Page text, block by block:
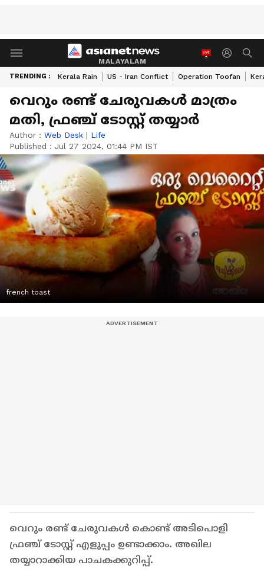
MALAYALAM
TRENDING : Kerala Rain US - Iran Conflict Operation Toofan
വെറും രണ്ട് ചേരുവകൾ മാത്രം
മതി, ഫ്രഞ്ച് ടോസ്റ്റ് തയ്യാർ
Author : Web Desk | Life
Published : Jul 27 2024, 01:44 PM IST
french toast
വെറും രണ്ട് ചേരുവകൾ കൊണ്ട് അടിപൊളി
ഫ്രഞ്ച് ടോസ്റ്റ് എളുപ്പം ഉണ്ടാക്കാം. അഖില
തയ്യാറാക്കിയ പാചകക്കുറിപ്പ്.